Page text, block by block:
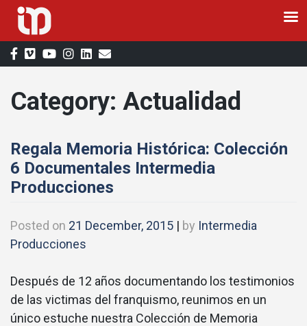
Skip
to
Category: Actualidad
Regala Memoria Histórica: Colección
6 Documentales Intermedia
Producciones
Posted on 21 December, 2015 | by Intermedia
Producciones
Después de 12 años documentando los testimonios
de las victimas del franquismo, reunimos en un
único estuche nuestra Colección de Memoria